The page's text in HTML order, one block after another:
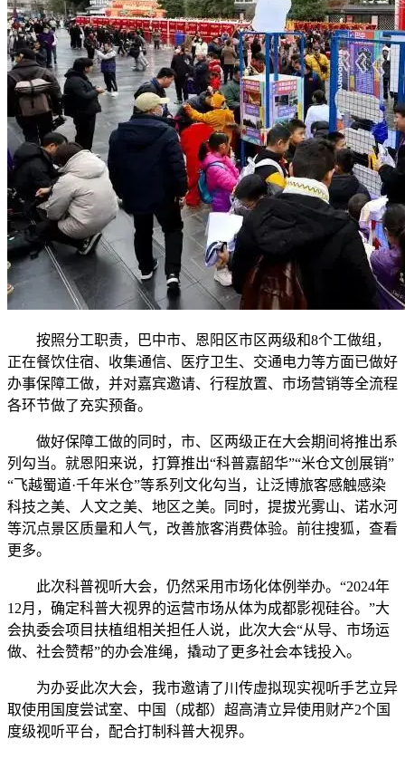
按照分工职责，巴中市、恩阳区市区两级和8个工做组，
正在餐饮住宿、收集通信、医疗卫生、交通电力等方面已做好
办事保障工做，并对嘉宾邀请、行程放置、市场营销等全流程
各环节做了充实预备。
做好保障工做的同时，市、区两级正在大会期间将推出系
列勾当。就恩阳来说，打算推出“科普嘉韶华”“米仓文创展销”
“飞越蜀道·千年米仓”等系列文化勾当，让泛博旅客感触感染
科技之美、人文之美、地区之美。同时，提拔光雾山、诺水河
等沉点景区质量和人气，改善旅客消费体验。前往搜狐，查看
更多。
此次科普视听大会，仍然采用市场化体例举办。“2024年
12月，确定科普大视界的运营市场从体为成都影视硅谷。”大
会执委会项目扶植组相关担任人说，此次大会“从导、市场运
做、社会赞帮”的办会准绳，撬动了更多社会本钱投入。
为办妥此次大会，我市邀请了川传虚拟现实视听手艺立异
取使用国度尝试室、中国（成都）超高清立异使用财产2个国
度级视听平台，配合打制科普大视界。